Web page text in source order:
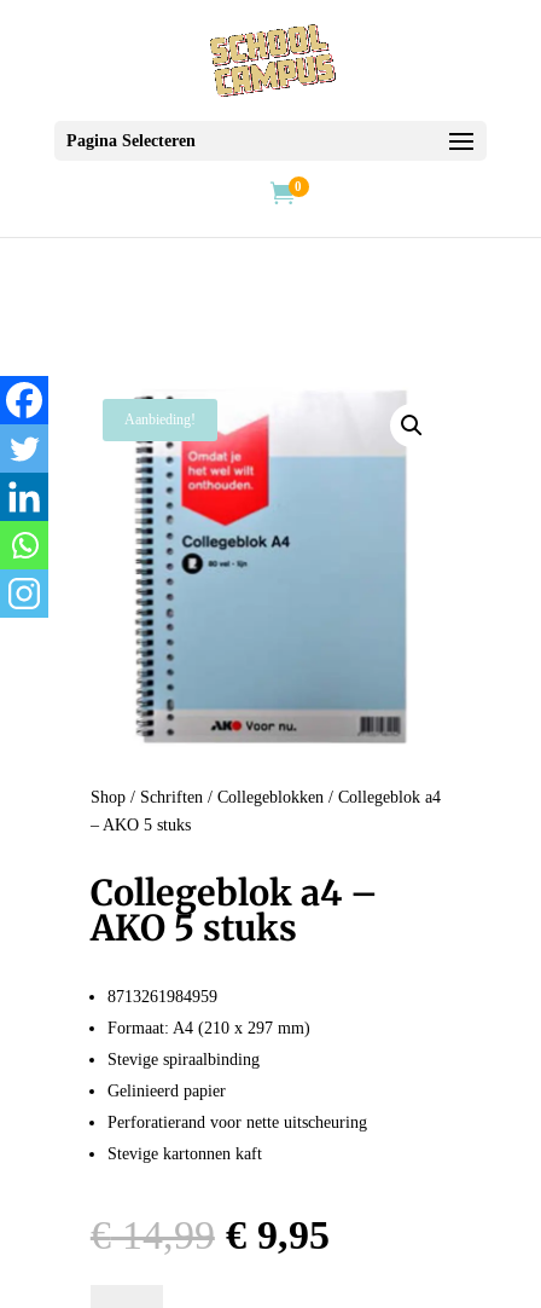
Pagina Selecteren
0
Aanbieding!
Shop/ Schriften/ Collegeblokken/ Collegeblok a4
– AKO 5 stuks
Collegeblok a4 –
AKO 5 stuks
8713261984959
Formaat: A4 (210 x 297 mm)
Stevige spiraalbinding
Gelinieerd papier
Perforatierand voor nette uitscheuring
Stevige kartonnen kaft
€14,99 Oorspronkelijke
prijs
€9,95Huidige